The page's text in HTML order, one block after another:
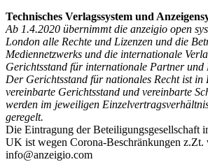
Technisches Verlagssystem und
Ab 1.4.2020 übernimmt die anzeigio open
London alle Rechte und Lizenzen und die
Mediennetzwerks und die internationale
Gerichtsstand für internationale Partner und
Der Gerichtsstand für nationales Recht ist
vereinbarte Gerichtsstand und vereinbarte
werden im jeweiligen
geregelt.
Die Eintragung der Beteiligungsgesellschaft
UK ist wegen Corona-Beschränkungen z.Zt.
info@anzeigio.com